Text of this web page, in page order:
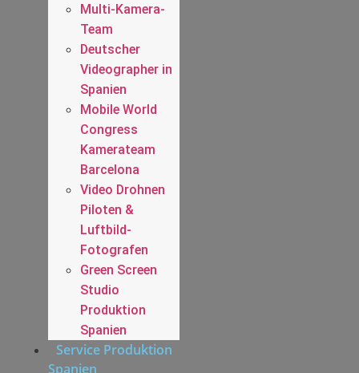
Multi-Kamera-
Team
Deutscher
Videographer in
Spanien
Mobile World
Congress
Kamerateam
Barcelona
Video Drohnen
Piloten &
Luftbild-
Fotografen
Green Screen
Studio
Produktion
Spanien
Service Produktion
Spanien